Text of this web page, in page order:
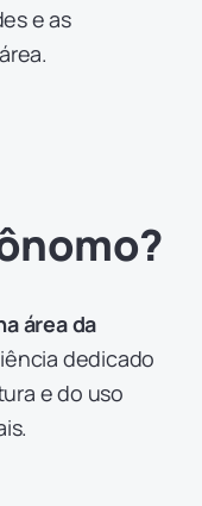
e as
área da
dedicado
e do uso